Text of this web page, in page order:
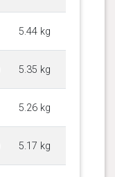
5.44 kg
5.35 kg
5.26 kg
5.17 kg